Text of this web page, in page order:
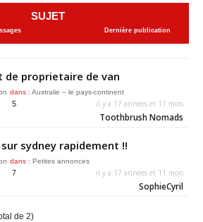
SUJET
Dernière publication
de proprietaire de van
dans : Australie – le pays-continent
5 il y a 17 années et 11 mois
Toothbrush Nomads
sydney rapidement !!
dans : Petites annonces
7 il y a 17 années et 11 mois
SophieCyril
de 2)